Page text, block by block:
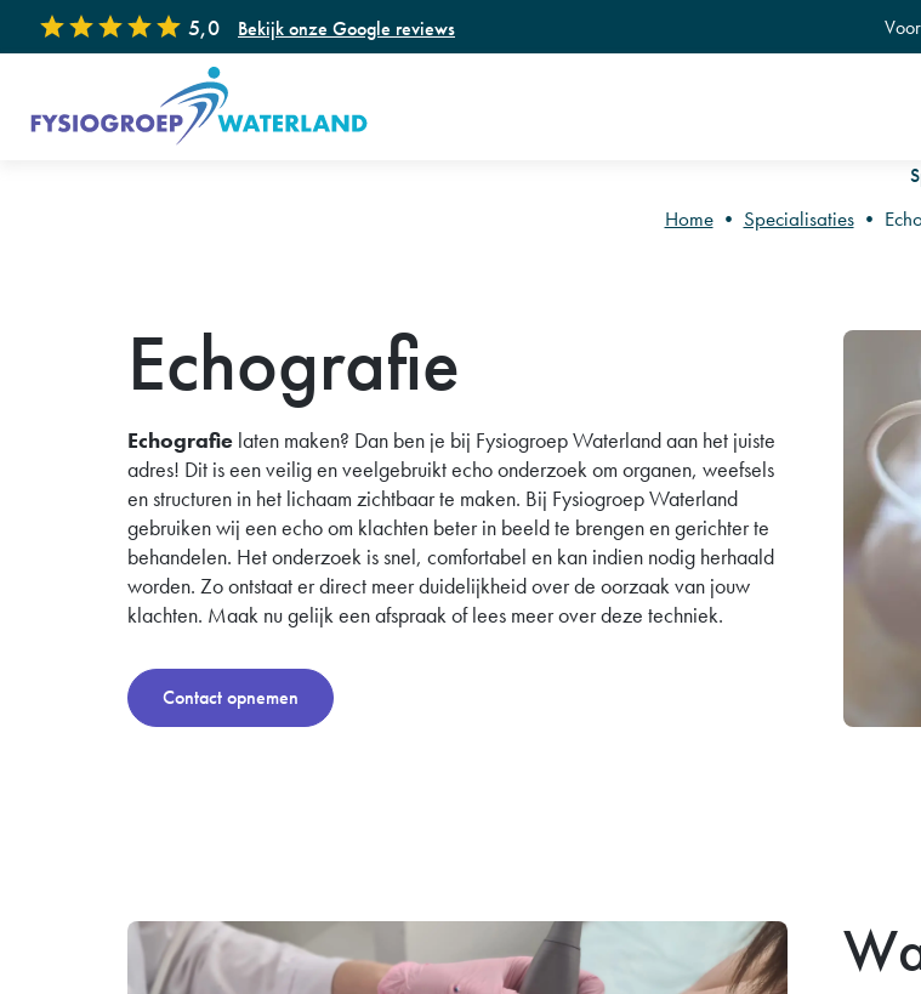
5,0 Bekijk onze Google reviews
Floor® Bevallingsvoorbereiding
Manuele therapie
Appeltje Eitje (Leefstijl coaching voor
Fysio op afstand
Revalidatie na COVID-19 Workshops voor zwangeren
Home • Specialisaties •
Echografie
Echografie laten maken? Dan ben je bij Fysiogroep Waterland aan het juiste
adres! Dit is een veilig en veelgebruikt echo onderzoek om organen, weefsels
en structuren in het lichaam zichtbaar te maken. Bij Fysiogroep Waterland
gebruiken wij een echo om klachten beter in beeld te brengen en gerichter te
behandelen. Het onderzoek is snel, comfortabel en kan indien nodig herhaald
worden. Zo ontstaat er direct meer duidelijkheid over de oorzaak van jouw
klachten. Maak nu gelijk een afspraak of lees meer over deze techniek.
Contact opnemen